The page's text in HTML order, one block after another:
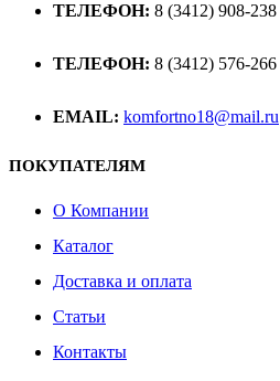
ТЕЛЕФОН: 8 (3412) 908-238
ТЕЛЕФОН: 8 (3412) 576-266
EMAIL: komfortno18@mail.ru
ПОКУПАТЕЛЯМ
О Компании
Каталог
Доставка и оплата
Статьи
Контакты